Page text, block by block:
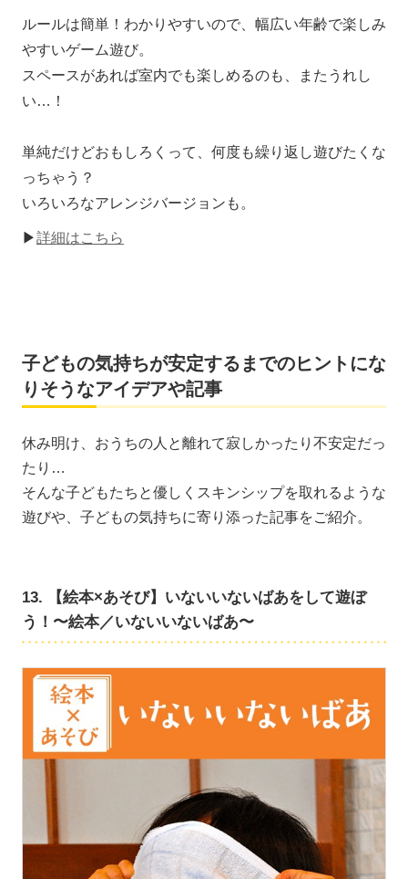
ルールは簡単！わかりやすいので、幅広い年齢で楽しみ
やすいゲーム遊び。
スペースがあれば室内でも楽しめるのも、またうれし
い…！
単純だけどおもしろくって、何度も繰り返し遊びたくな
っちゃう？
いろいろなアレンジバージョンも。
▶詳細はこちら
子どもの気持ちが安定するまでのヒントにな
りそうなアイデアや記事
休み明け、おうちの人と離れて寂しかったり不安定だっ
たり…
そんな子どもたちと優しくスキンシップを取れるような
遊びや、子どもの気持ちに寄り添った記事をご紹介。
13. 【絵本×あそび】いないいないばあをして遊ぼ
う！〜絵本／いないいないばあ〜